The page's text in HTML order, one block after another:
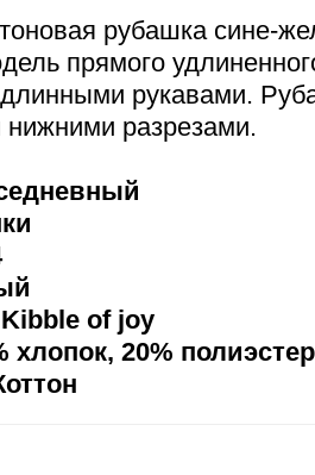
рубашка сине-
прямого
рукавами.
нижними разрезами.
Kibble of joy
хлопок, 20% полиэстер